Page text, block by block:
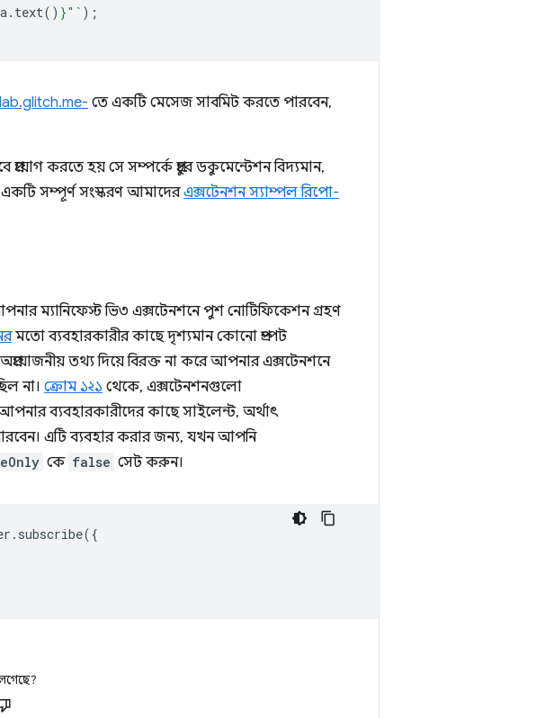
. text() }"` );
তে একটি মেসেজ সাবমিট করতে পারবেন,
করতে হয় সে সম্পর্কে প্রচুর ডকুমেন্টেশন বিদ্যমান,
সম্পূর্ণ সংস্করণ আমাদেরএক্সটেনশন স্যাম্পল রিপো-
ম্যানিফেস্ট ভি৩ এক্সটেনশনে পুশ নোটিফিকেশন গ্রহণ
মতো ব্যবহারকারীর কাছে দৃশ্যমান কোনো প্রম্পট
তথ্য দিয়ে বিরক্ত না করে আপনার এক্সটেনশনে
না। ক্রোম ১২১ থেকে, এক্সটেনশনগুলো
ব্যবহারকারীদের কাছে সাইলেন্ট, অর্থাৎ
এটি ব্যবহার করার জন্য, যখন আপনি
কে false সেট করুন।
. subscribe({